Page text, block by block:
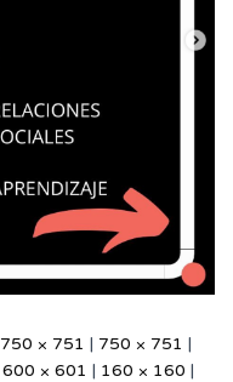
750 × 751 | 750 × 751 |
600 × 601 | 160 × 160 |